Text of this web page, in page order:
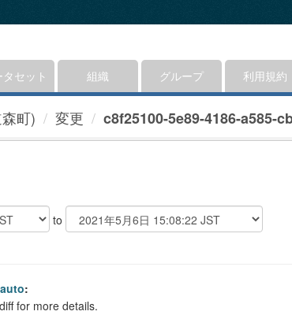
セット 組織 グループ 利用規約
町) 変更 c8f25100-5e89-4186-a585-
to
:
for more details.